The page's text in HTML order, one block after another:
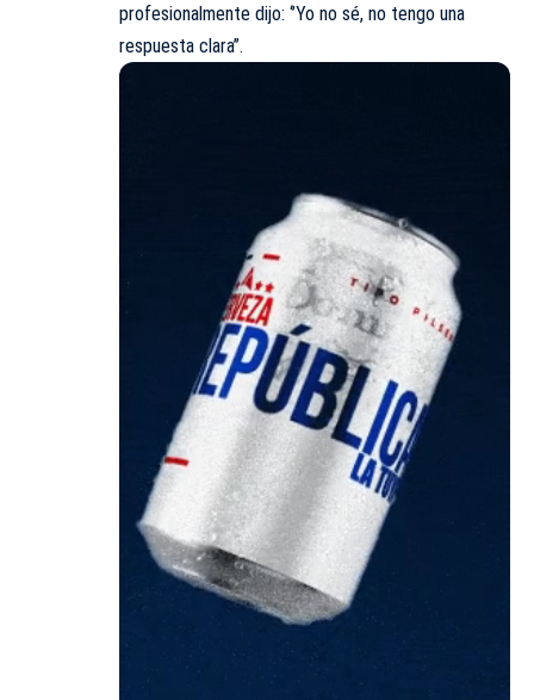
profesionalmente dijo: ‘’Yo no sé, no tengo una
respuesta clara’’.